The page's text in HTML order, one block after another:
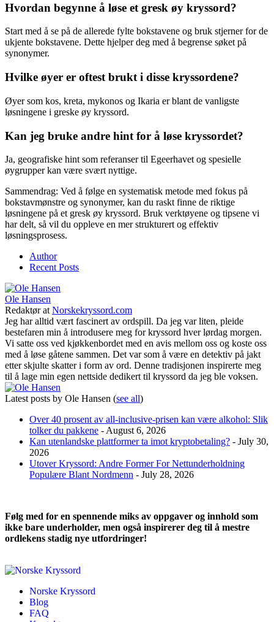
Hvordan begynne å løse et gresk øy kryssord?
Start med å se på de allerede fylte bokstavene og bruk stjerner for de
ukjente bokstavene. Dette hjelper deg med å begrense søket på
synonymer.
Hvilke øyer er oftest brukt i disse kryssordene?
Øyer som kos, kreta, mykonos og Ikaria er blant de vanligste
løsningene i greske øy kryssord.
Kan jeg bruke andre hint for å løse kryssordet?
Ja, geografiske hint som referanser til Egeerhavet og spesielle
øygrupper kan være svært nyttige.
Sammendrag: Ved å følge en systematisk metode med fokus på
bokstavmønstre og synonymer, kan du raskt finne de riktige
løsningene på et gresk øy kryssord. Bruk verktøyene og tipsene vi
har delt, så vil du oppleve en mer strukturert og effektiv
løsningsprosess.
Author
Recent Posts
Ole Hansen
Redaktørat Norskekryssord.com
Jeg har alltid vært fascinert av ordspill. Da jeg var liten, pleide
bestefaren min å introdusere meg for kryssord hver lørdag morgen.
Vi satte oss ved kjøkkenbordet med en avis mellom oss og koste oss
med å løse gåtene sammen. Det var som å være en detektiv på jakt
etter skjulte skatter i form av ord. Denne tradisjonen inspirerte meg
til å lage min egen nettside dedikert til kryssord da jeg ble voksen.
Latest posts by Ole Hansen (see all)
Over 40 prosent av all-inclusive-prisen kan være alkohol: Slik
tolker du pakkene - August 6, 2026
Kan utenlandske plattformer ta imot kryptobetaling? - July 30,
2026
Utover Kryssord: Andre Former For Nettunderholdning
Populære Blant Nordmenn - July 28, 2026
Følg med for en spennende miks av oppgaver og innhold som
ikke bare underholder, men også inspirerer deg til å mestre
ordlekens stadig nye utfordringer!
Norske Kryssord
Blog
FAQ